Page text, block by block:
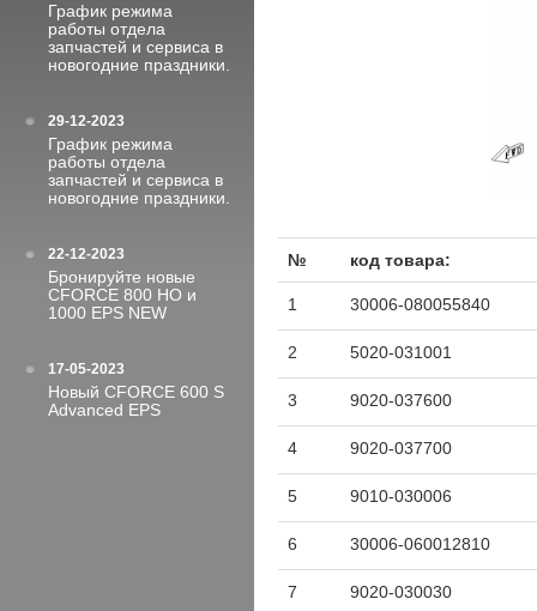
График режима
работы отдела
запчастей и сервиса в
новогодние праздники.
29-12-2023
График режима
работы отдела
запчастей и сервиса в
новогодние праздники.
22-12-2023
Бронируйте новые
CFORCE 800 HO и
1000 EPS NEW
17-05-2023
Новый CFORCE 600 S
Advanced EPS
№ код товара:
1 30006-080055840
2 5020-031001
3 9020-037600
4 9020-037700
5 9010-030006
6 30006-060012810
7 9020-030030